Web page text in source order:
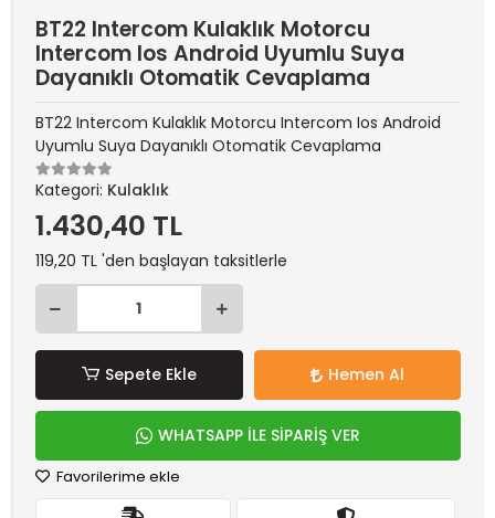
BT22 Intercom Kulaklık Motorcu
Intercom Ios Android Uyumlu Suya
Dayanıklı Otomatik Cevaplama
BT22 Intercom Kulaklık Motorcu Intercom Ios Android
Uyumlu Suya Dayanıklı Otomatik Cevaplama
Kategori: Kulaklık
1.430,40 TL
119,20 TL 'den başlayan taksitlerle
Sepete Ekle Hemen Al
WHATSAPP İLE SİPARİŞ VER
Favorilerime ekle